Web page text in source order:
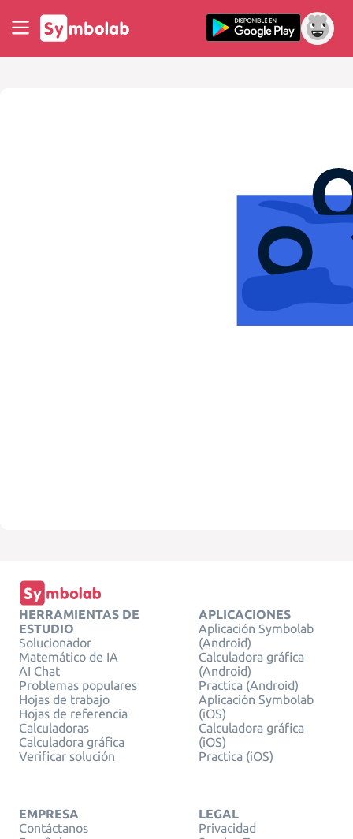
HERRAMIENTAS DE
ESTUDIO
Solucionador
Matemático de IA
AI Chat
Problemas populares
Hojas de trabajo
Hojas de referencia
Calculadoras
Calculadora gráfica
Verificar solución
APLICACIONES
Aplicación Symbolab
(Android)
Calculadora gráfica
(Android)
Practica (Android)
Aplicación Symbolab
(iOS)
Calculadora gráfica
(iOS)
Practica (iOS)
EMPRESA
Contáctanos
LEGAL
Privacidad